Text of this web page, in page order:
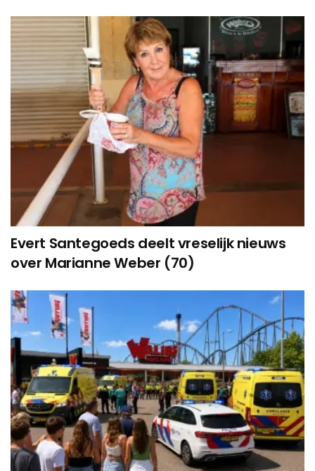
Evert Santegoeds deelt vreselijk nieuws
over Marianne Weber (70)